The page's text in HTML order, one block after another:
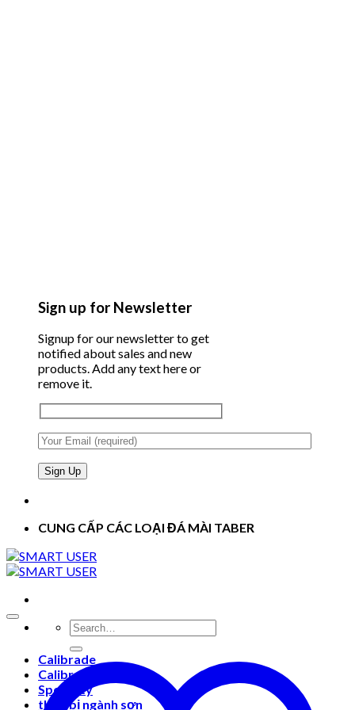
Sign up for Newsletter
Signup for our newsletter to get
notified about sales and new
products. Add any text here or
remove it.
CUNG CẤP CÁC LOẠI ĐÁ MÀI TABER
Search
for:
Calibrade
Calibrase
Specialty
thiết bị ngành sơn